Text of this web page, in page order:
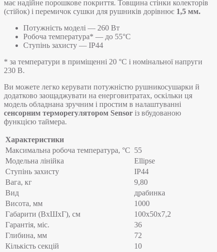
має надійне порошкове покриття. Товщина стінки колекторів
(стійок) і перемичок сушки для рушників дорівнює 1,5 мм.
Потужність моделі — 260 Вт
Робоча температура* — до 55°C
Ступінь захисту — IP44
* за температури в приміщенні 20 °С і номінальної напруги
230 В.
Ви можете легко керувати потужністю рушникосушарки й
додатково заощаджувати на енерговитратах, оскільки ця
модель обладнана зручним і простим в налаштуванні
сенсорним терморегулятором Sensor із вбудованою
функцією таймера.
Характеристики
Максимальна робоча температура, °C 55
Модельна лінійка
Ellipse
Ступінь захисту
IP44
Вага, кг
9,80
Вид
драбинка
Висота, мм
1000
Габарити (ВхШхГ), см
100х50х7,2
Гарантія, міс.
36
Глибина, мм
72
Кількість секцій
10